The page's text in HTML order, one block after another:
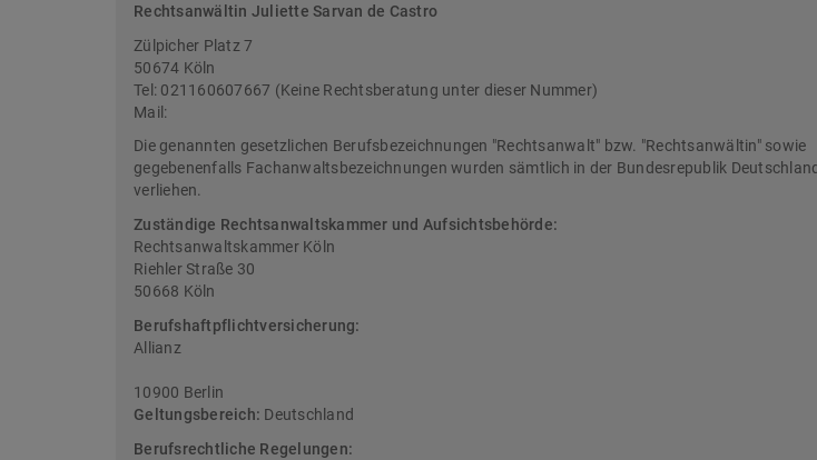
Rechtsanwältin Juliette Sarvan de Castro
Zülpicher Platz 7
50674 Köln
Tel: 021160607667 (Keine Rechtsberatung unter dieser Nummer)
Mail:
Die genannten gesetzlichen Berufsbezeichnungen "Rechtsanwalt" bzw. "Rechtsanwältin" sowie
gegebenenfalls Fachanwaltsbezeichnungen wurden sämtlich in der Bundesrepublik Deutschland
verliehen.
Zuständige Rechtsanwaltskammer und Aufsichtsbehörde:
Rechtsanwaltskammer Köln
Riehler Straße 30
50668 Köln
Berufshaftpflichtversicherung:
Allianz
10900 Berlin
Geltungsbereich: Deutschland
Berufsrechtliche Regelungen: